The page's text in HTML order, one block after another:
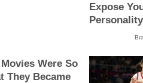
Expose
Personality
Were So
They Became